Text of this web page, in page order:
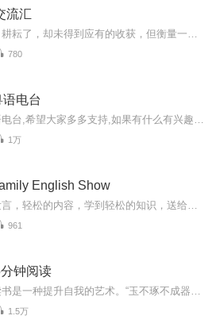
流汇
780
电台
1万
English Show
961
钟阅读
1.5万